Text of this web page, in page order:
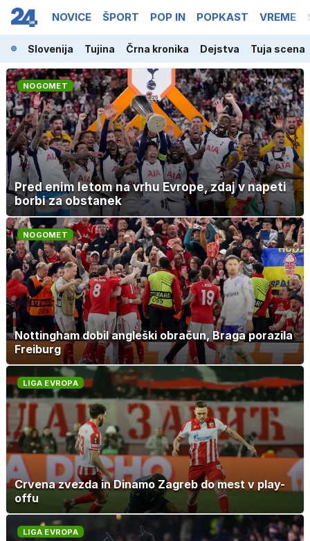
NOVICE ŠPORT POP IN POPKAST VREME
Slovenija Tujina Črna kronika Dejstva Tuja scena
NOGOMET
Pred enim letom na vrhu Evrope, zdaj v napeti
borbi za obstanek
NOGOMET
Nottingham dobil angleški obračun, Braga porazila
Freiburg
LIGA EVROPA
Crvena zvezda in Dinamo Zagreb do mest v play-
offu
LIGA EVROPA